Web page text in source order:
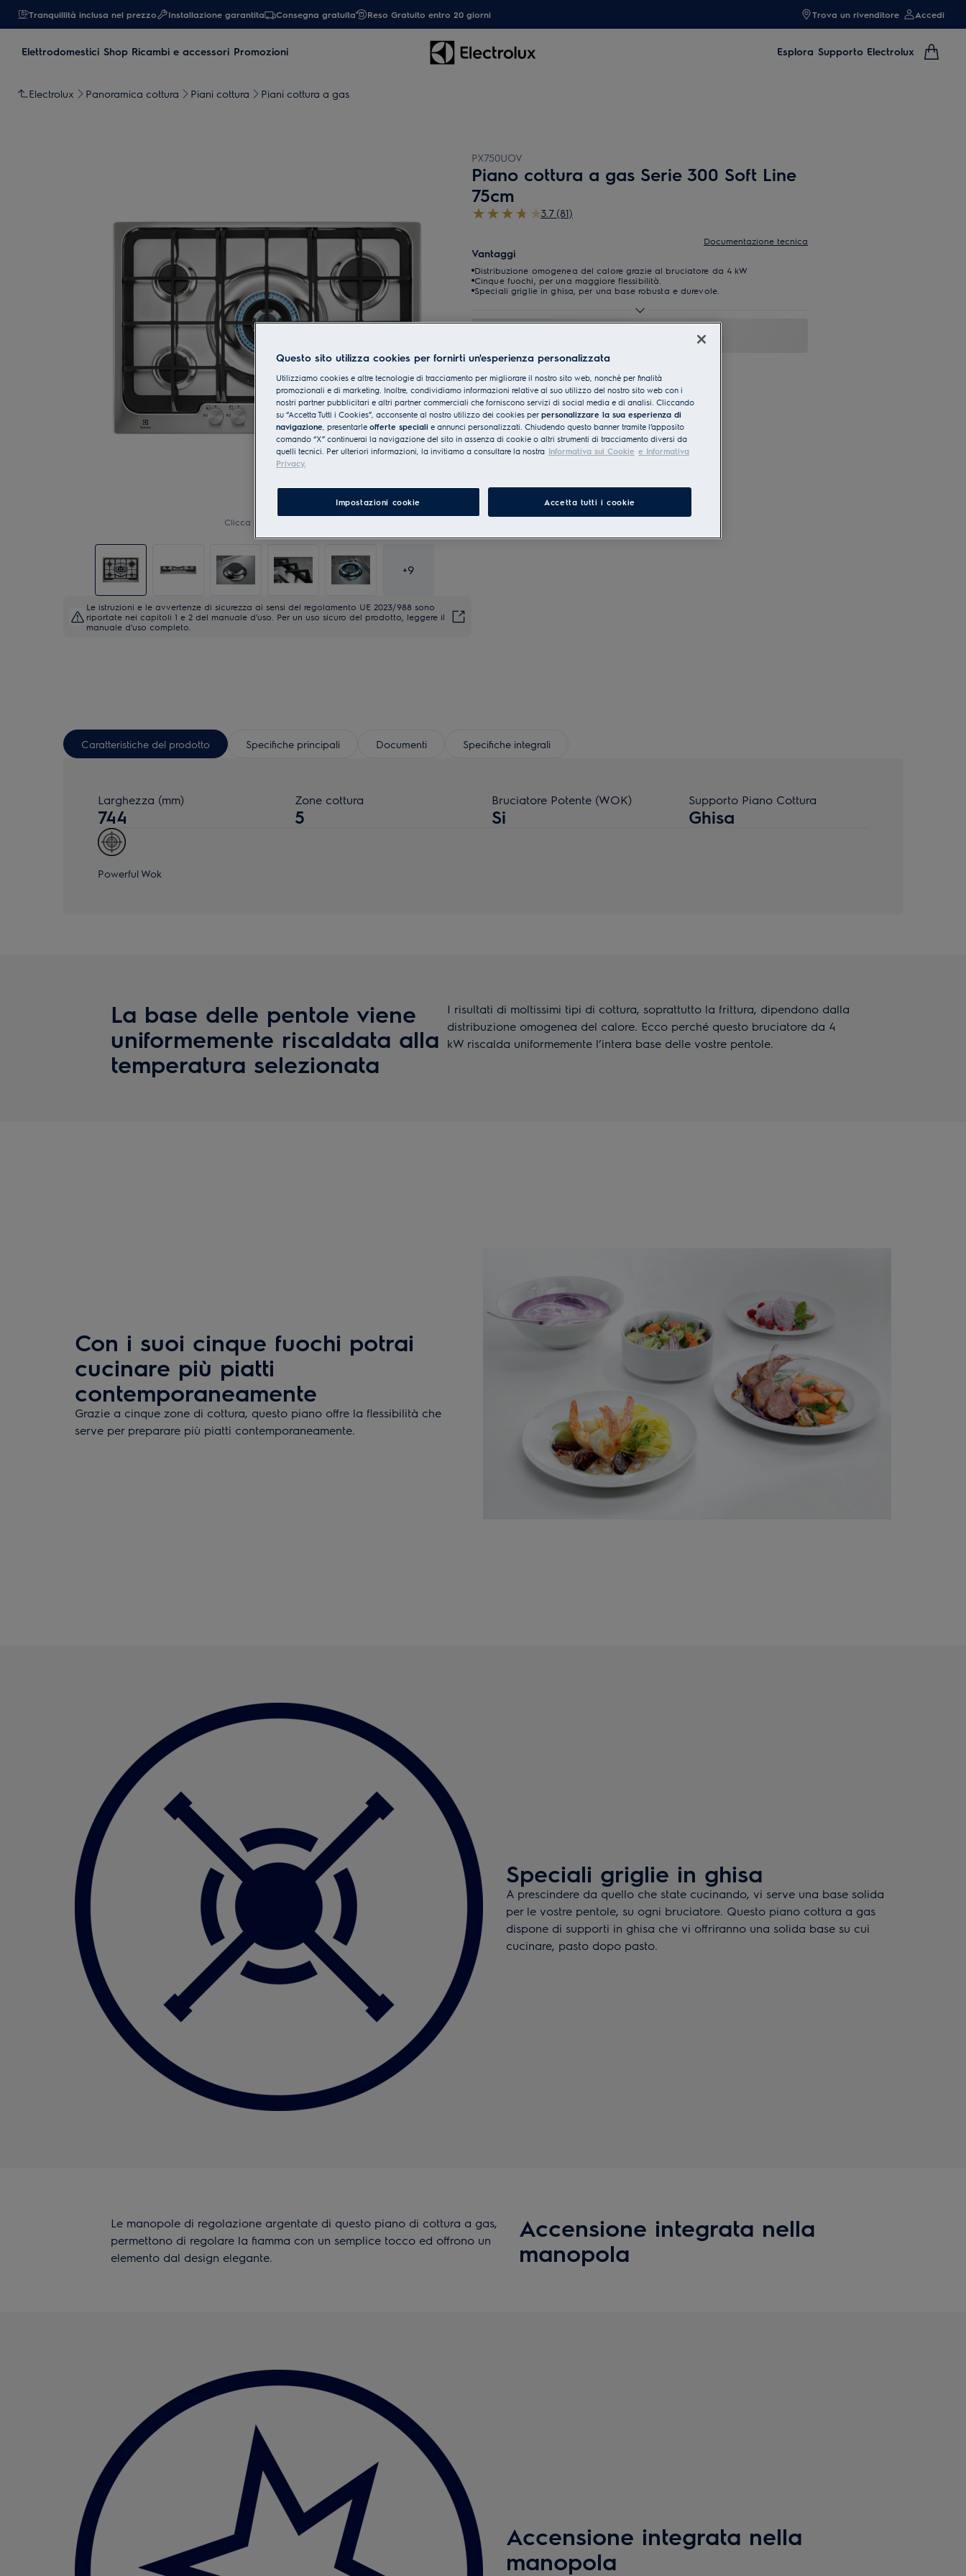
Tranquillità inclusa nel prezzo Installazione garantita Consegna gratuita Reso Gratuito entro 20 giorni Trova un rivenditore Accedi
Elettrodomestici Shop Ricambi e accessori Promozioni Esplora Supporto Electrolux
Electrolux Panoramica cottura Piani cottura Piani cottura a gas
Clicca per ingrandire
+9
Le istruzioni e le avvertenze di sicurezza ai sensi del regolamento UE 2023/988 sono
riportate nei capitoli 1 e 2 del manuale d'uso. Per un uso sicuro del prodotto, leggere il
manuale d'uso completo.
PX750UOV
Piano cottura a gas Serie 300 Soft Line
75cm
3.7 (81)
Documentazione tecnica
Vantaggi
Distribuzione omogenea del calore grazie al bruciatore da 4 kW
Cinque fuochi, per una maggiore flessibilità.
Speciali griglie in ghisa, per una base robusta e durevole.
Caratteristiche del prodotto Specifiche principali Documenti Specifiche integrali
Larghezza (mm)
744
Zone cottura
5
Bruciatore Potente (WOK)
Si
Supporto Piano Cottura
Ghisa
Powerful Wok
La base delle pentole viene
uniformemente riscaldata alla
temperatura selezionata
I risultati di moltissimi tipi di cottura, soprattutto la frittura, dipendono dalla
distribuzione omogenea del calore. Ecco perché questo bruciatore da 4
kW riscalda uniformemente l’intera base delle vostre pentole.
Con i suoi cinque fuochi potrai
cucinare più piatti
contemporaneamente
Grazie a cinque zone di cottura, questo piano offre la flessibilità che
serve per preparare più piatti contemporaneamente.
Speciali griglie in ghisa
A prescindere da quello che state cucinando, vi serve una base solida
per le vostre pentole, su ogni bruciatore. Questo piano cottura a gas
dispone di supporti in ghisa che vi offriranno una solida base su cui
cucinare, pasto dopo pasto.
Accensione integrata nella
manopola
Le manopole di regolazione argentate di questo piano di cottura a gas,
permettono di regolare la fiamma con un semplice tocco ed offrono un
elemento dal design elegante.
Accensione integrata nella
manopola
Questo sito utilizza cookies per fornirti un'esperienza personalizzata
Utilizziamo cookies e altre tecnologie di tracciamento per migliorare il nostro sito web, nonchè per finalità
promozionali e di marketing. Inoltre, condividiamo informazioni relative al suo utilizzo del nostro sito web con i
nostri partner pubblicitari e altri partner commerciali che forniscono servizi di social media e di analisi. Cliccando
su “Accetta Tutti i Cookies”, acconsente al nostro utilizzo dei cookies per personalizzare la sua esperienza di
navigazione, presentarle offerte speciali e annunci personalizzati. Chiudendo questo banner tramite l’apposito
comando “X” continuerai la navigazione del sito in assenza di cookie o altri strumenti di tracciamento diversi da
quelli tecnici. Per ulteriori informazioni, la invitiamo a consultare la nostra Informativa sui Cookie e Informativa
Privacy.
Impostazioni cookie Accetta tutti i cookie